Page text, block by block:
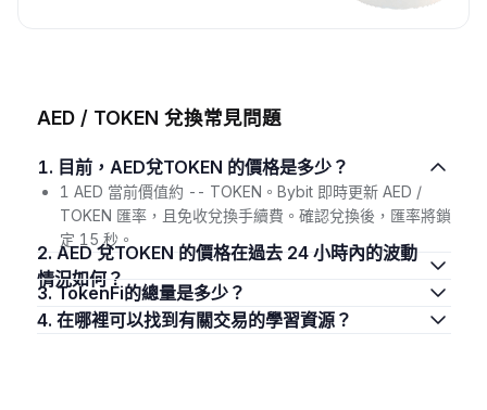
AED / TOKEN 兌換常見問題
1. 目前，AED兌TOKEN 的價格是多少？
1 AED 當前價值約 -- TOKEN。Bybit 即時更新 AED /
TOKEN 匯率，且免收兌換手續費。確認兌換後，匯率將鎖
定 15 秒。
2. AED 兌TOKEN 的價格在過去 24 小時內的波動
情況如何？
3. TokenFi的總量是多少？
4. 在哪裡可以找到有關交易的學習資源？